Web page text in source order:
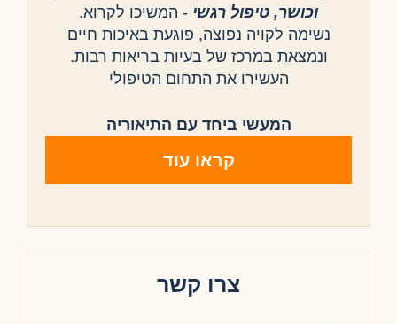
וכושר, טיפול רגשי- המשיכו לקרוא.
נשימה לקויה נפוצה, פוגעת באיכות חיים
ונמצאת במרכז של בעיות בריאות רבות.
העשירו את התחום הטיפולי
המעשי ביחד עם התיאוריה
קראו עוד
צרו קשר